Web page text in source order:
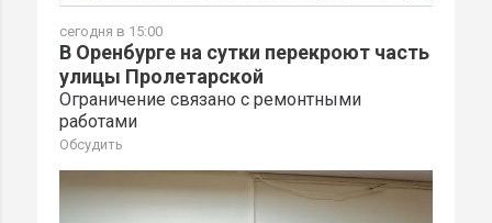
сегодня в 15:00
В Оренбурге на сутки перекроют часть
улицы Пролетарской
Ограничение связано с ремонтными
работами
Обсудить